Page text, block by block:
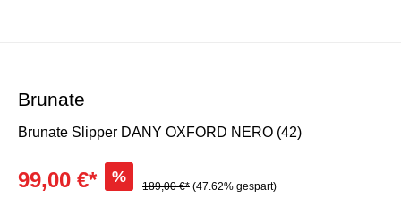
Brunate
Brunate Slipper DANY OXFORD NERO (42)
99,00 €* %
189,00 €* (47.62% gespart)